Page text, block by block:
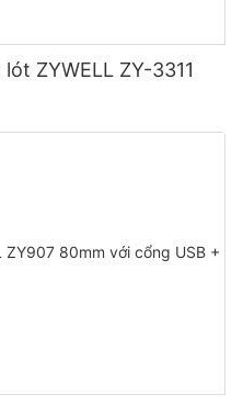
ZYWELL ZY-3311